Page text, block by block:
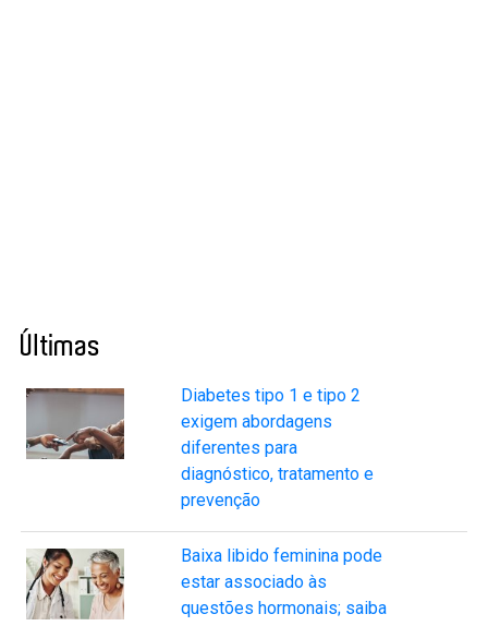
Últimas
Diabetes tipo 1 e tipo 2
exigem abordagens
diferentes para
diagnóstico, tratamento e
prevenção
Baixa libido feminina pode
estar associado às
questões hormonais; saiba